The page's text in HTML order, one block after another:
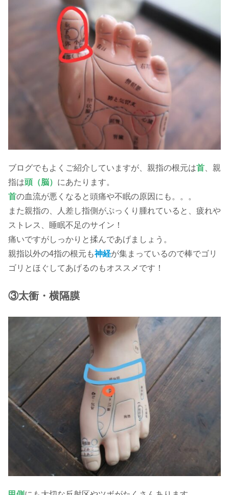
ブログでもよくご紹介していますが、親指の根元は首 、親
指は頭（脳） にあたります。
首の血流が悪くなると頭痛や不眠の原因にも。。。
また親指の、人差し指側がぷっくり腫れていると、疲れや
ストレス、睡眠不足のサイン！
痛いですがしっかりと揉んであげましょう。
親指以外の4指の根元も神経が集まっているので棒でゴリ
ゴリとほぐしてあげるのもオススメです！
③太衝・横隔膜